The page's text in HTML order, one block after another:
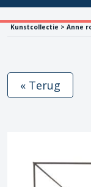
Kunstcollectie > Anne
« Terug